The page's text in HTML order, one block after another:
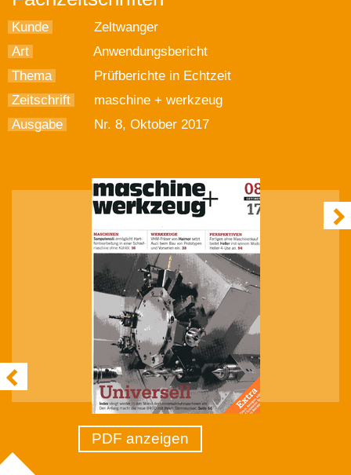
Kunde
Zeltwanger
Art
Anwendungsbericht
Thema
Prüfberichte in Echtzeit
Zeitschrift
maschine + werkzeug
Ausgabe
Nr. 8, Oktober 2017
PDF anzeigen